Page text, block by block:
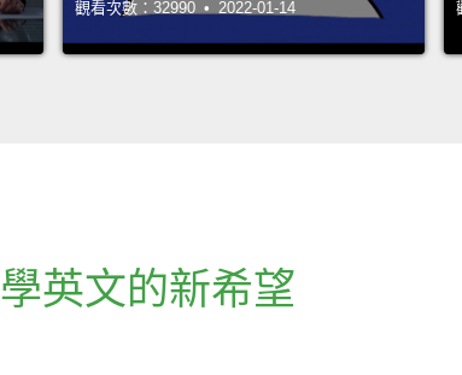
觀看次數：32990 • 2022-01-14
學英文的新希望